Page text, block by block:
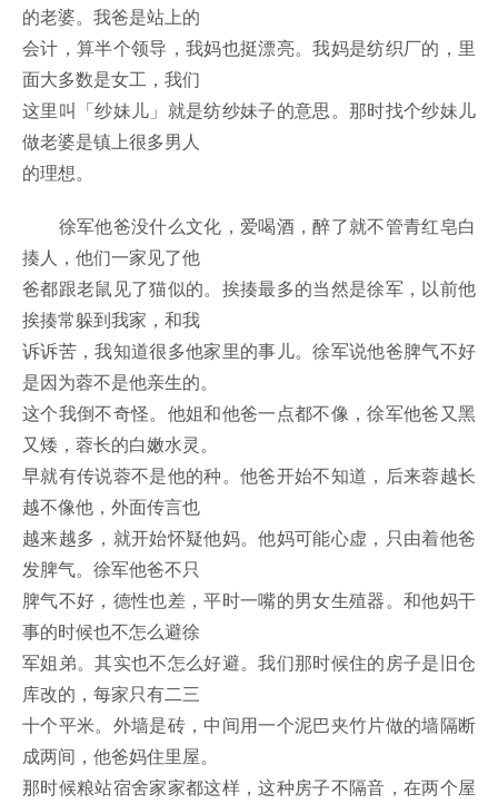
的老婆。我爸是站上的
会计，算半个领导，我妈也挺漂亮。我妈是纺织厂的，里
面大多数是女工，我们
这里叫「纱妹儿」就是纺纱妹子的意思。那时找个纱妹儿
做老婆是镇上很多男人
的理想。
徐军他爸没什么文化，爱喝酒，醉了就不管青红皂白
揍人，他们一家见了他
爸都跟老鼠见了猫似的。挨揍最多的当然是徐军，以前他
挨揍常躲到我家，和我
诉诉苦，我知道很多他家里的事儿。徐军说他爸脾气不好
是因为蓉不是他亲生的。
这个我倒不奇怪。他姐和他爸一点都不像，徐军他爸又黑
又矮，蓉长的白嫩水灵。
早就有传说蓉不是他的种。他爸开始不知道，后来蓉越长
越不像他，外面传言也
越来越多，就开始怀疑他妈。他妈可能心虚，只由着他爸
发脾气。徐军他爸不只
脾气不好，德性也差，平时一嘴的男女生殖器。和他妈干
事的时候也不怎么避徐
军姐弟。其实也不怎么好避。我们那时候住的房子是旧仓
库改的，每家只有二三
十个平米。外墙是砖，中间用一个泥巴夹竹片做的墙隔断
成两间，他爸妈住里屋。
那时候粮站宿舍家家都这样，这种房子不隔音，在两个屋